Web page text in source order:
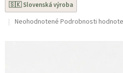
🇸🇰 Slovenská výroba
Priemerné
Neohodnotené Podrobnosti